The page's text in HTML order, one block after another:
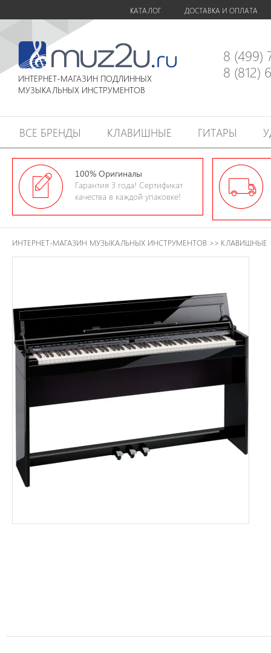
КАТАЛОГ ДОСТАВКА И ОПЛАТА
ИНТЕРНЕТ-МАГАЗИН ПОДЛИННЫХ
МУЗЫКАЛЬНЫХ ИНСТРУМЕНТОВ
8 (499)
8 (812)
ВСЕ БРЕНДЫ КЛАВИШНЫЕ ГИТАРЫ
100% Оригиналы
Гарантия 3 года! Сертификат
качества в каждой упаковке!
ИНТЕРНЕТ-МАГАЗИН МУЗЫКАЛЬНЫХ ИНСТРУМЕНТОВ >> КЛАВИШНЫЕ